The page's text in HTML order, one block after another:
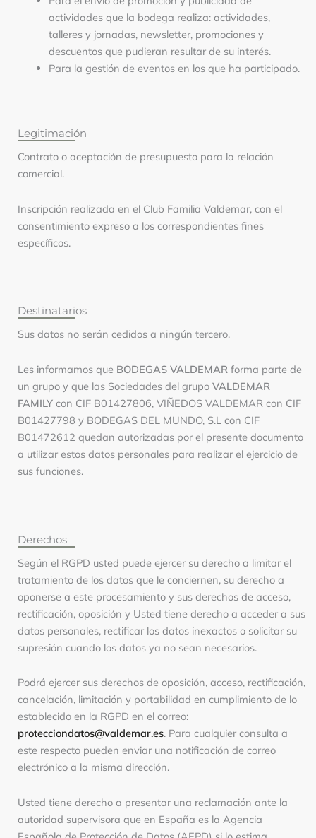
actividades que la bodega realiza: actividades,
talleres y jornadas, newsletter, promociones y
descuentos que pudieran resultar de su interés.
Para la gestión de eventos en los que ha participado.
Legitimación
Contrato o aceptación de presupuesto para la relación
comercial.
Inscripción realizada en el Club Familia Valdemar, con el
consentimiento expreso a los correspondientes fines
específicos.
Destinatarios
Sus datos no serán cedidos a ningún tercero.
Les informamos que BODEGAS VALDEMAR forma parte de
un grupo y que las Sociedades del grupo VALDEMAR
FAMILY con CIF B01427806, VIÑEDOS VALDEMAR con CIF
B01427798 y BODEGAS DEL MUNDO, S.L con CIF
B01472612 quedan autorizadas por el presente documento
a utilizar estos datos personales para realizar el ejercicio de
sus funciones.
Derechos
Según el RGPD usted puede ejercer su derecho a limitar el
tratamiento de los datos que le conciernen, su derecho a
oponerse a este procesamiento y sus derechos de acceso,
rectificación, oposición y Usted tiene derecho a acceder a sus
datos personales, rectificar los datos inexactos o solicitar su
supresión cuando los datos ya no sean necesarios.
Podrá ejercer sus derechos de oposición, acceso, rectificación,
cancelación, limitación y portabilidad en cumplimiento de lo
establecido en la RGPD en el correo:
protecciondatos@valdemar.es. Para cualquier consulta a
este respecto pueden enviar una notificación de correo
electrónico a la misma dirección.
Usted tiene derecho a presentar una reclamación ante la
autoridad supervisora que en España es la Agencia